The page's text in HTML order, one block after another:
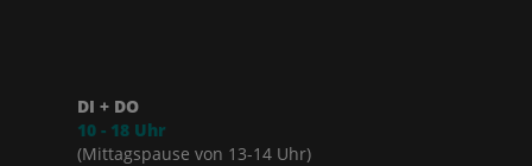
DI + DO
10 - 18 Uhr
(Mittagspause von 13-14 Uhr)